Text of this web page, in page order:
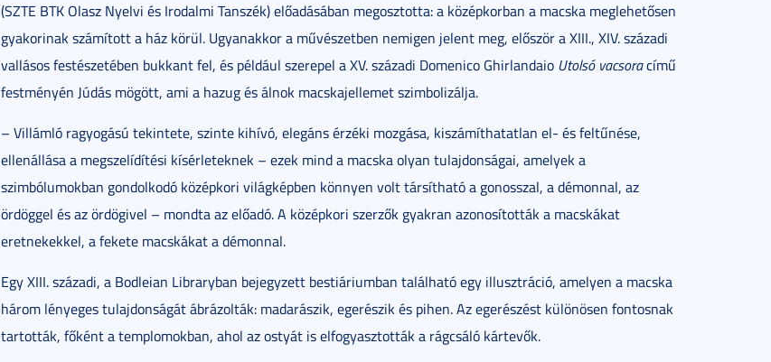
(SZTE BTK Olasz Nyelvi és Irodalmi Tanszék) előadásában megosztotta: a középkorban a macska meglehetősen
gyakorinak számított a ház körül. Ugyanakkor a művészetben nemigen jelent meg, először a XIII., XIV. századi
vallásos festészetében bukkant fel, és például szerepel a XV. századi Domenico Ghirlandaio Utolsó vacsoracímű
festményén Júdás mögött, ami a hazug és álnok macskajellemet szimbolizálja.
– Villámló ragyogású tekintete, szinte kihívó, elegáns érzéki mozgása, kiszámíthatatlan el- és feltűnése,
ellenállása a megszelídítési kísérleteknek – ezek mind a macska olyan tulajdonságai, amelyek a
szimbólumokban gondolkodó középkori világképben könnyen volt társítható a gonosszal, a démonnal, az
ördöggel és az ördögivel – mondta az előadó. A középkori szerzők gyakran azonosították a macskákat
eretnekekkel, a fekete macskákat a démonnal.
Egy XIII. századi, a Bodleian Libraryban bejegyzett bestiáriumban található egy illusztráció, amelyen a macska
három lényeges tulajdonságát ábrázolták: madarászik, egerészik és pihen. Az egerészést különösen fontosnak
tartották, főként a templomokban, ahol az ostyát is elfogyasztották a rágcsáló kártevők.